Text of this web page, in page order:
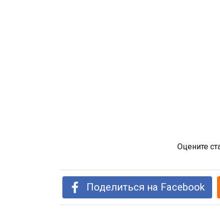
Оцените
Поделиться на Facebook